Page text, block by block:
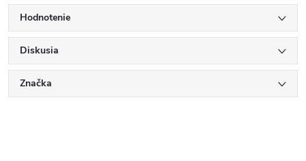
Hodnotenie
Diskusia
Značka